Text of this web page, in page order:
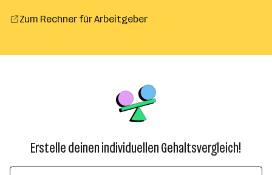
Zum Rechner für Arbeitgeber
Erstelle deinen individuellen Gehaltsvergleich!